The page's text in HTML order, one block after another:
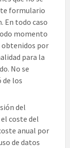
formulario
En todo caso
momento
por
para la
No se
los
del
coste del
anual por
de datos